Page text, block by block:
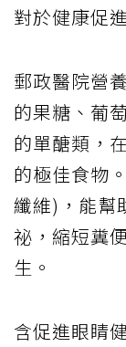
對於健康促
郵政醫院營
的果糖、葡
的單醣類，
的極佳食物
纖維)，能幫
祕，縮短糞
生。
含促進眼睛